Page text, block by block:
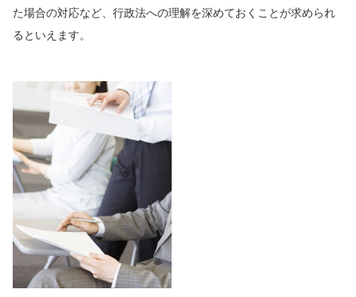
た場合の対応など、行政法への理解を深めておくことが求められ
るといえます。